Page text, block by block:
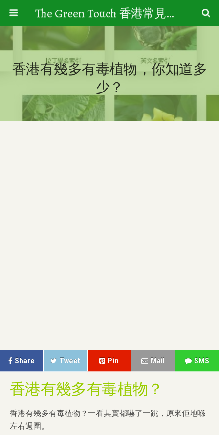
The Green Touch 香港常見樹木園藝生活
香港有幾多有毒植物，你知道多
少？
Share Tweet Pin Mail SMS
香港有幾多有毒植物？
香港有幾多有毒植物？一看其實都嚇了一跳，原來佢地喺
左右週圍。